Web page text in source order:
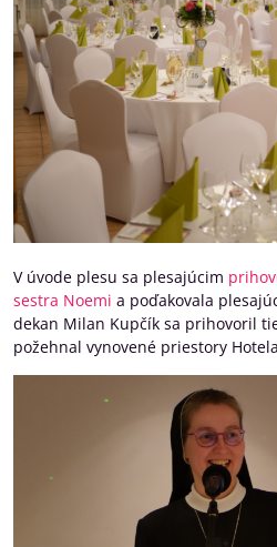
V úvode plesu sa plesajúcim
sestra Noemi a poďakovala
dekan Milan Kupčík sa prihovoril
požehnal vynovené priestory